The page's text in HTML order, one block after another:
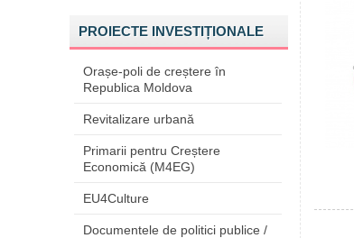
PROIECTE INVESTIȚIONALE
Orașe-poli de creștere în
Republica Moldova
Revitalizare urbană
Primarii pentru Creștere
Economică (M4EG)
EU4Culture
Documentele de politici publice /